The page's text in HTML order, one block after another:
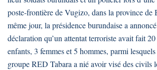
poste-frontière de Vugizo, dans la province de
même jour, la présidence burundaise a
déclaration qu’un attentat terroriste avait fait
enfants, 3 femmes et 5 hommes, parmi
groupe RED Tabara a nié avoir visé des civils